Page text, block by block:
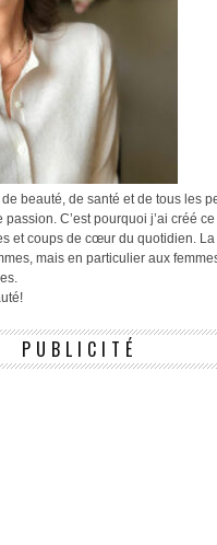
beauté, de santé et de tous les
C’est pourquoi j’ai créé
et coups de cœur du quotidien. La
mais en particulier aux
PUBLICITÉ